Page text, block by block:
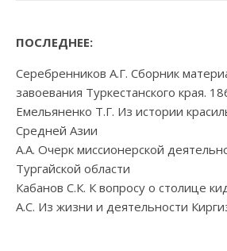
ПОСЛЕДНЕЕ:
Серебренников А.Г. Сборник
завоевания Туркестанского края.
Емельяненко Т.Г. Из истории
Средней Азии
А.А. Очерк миссионерской
Тургайской области
Кабанов С.К. К вопросу о столице
А.С. Из жизни и деятельности